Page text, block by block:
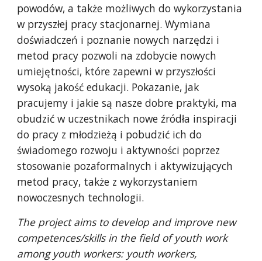
powodów, a także możliwych do wykorzystania
w przyszłej pracy stacjonarnej. Wymiana
doświadczeń i poznanie nowych narzędzi i
metod pracy pozwoli na zdobycie nowych
umiejętności, które zapewni w przyszłości
wysoką jakość edukacji. Pokazanie, jak
pracujemy i jakie są nasze dobre praktyki, ma
obudzić w uczestnikach nowe źródła inspiracji
do pracy z młodzieżą i pobudzić ich do
świadomego rozwoju i aktywności poprzez
stosowanie pozaformalnych i aktywizujących
metod pracy, także z wykorzystaniem
nowoczesnych technologii.
The project aims to develop and improve new
competences/skills in the field of youth work
among youth workers: youth workers,